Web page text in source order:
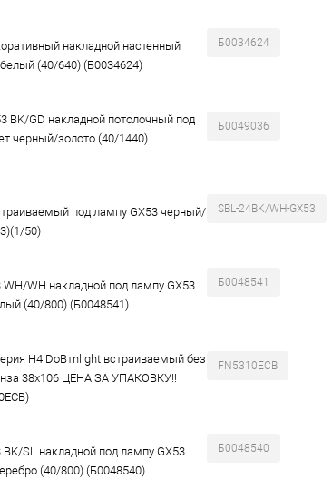
накладной настенный
(40/640) (Б0034624)
Б0034624
BK/GD накладной потолочный под
черный/золото (40/1440)
Б0049036
под лампу GX53 черный/
50)
SBL-24BK/WH-GX53
WH накладной под лампу GX53
(40/800) (Б0048541)
Б0048541
H4 DoВтnlight встраиваемый без
38x106 ЦЕНА ЗА УПАКОВКУ!!
FN5310ECB
SL накладной под лампу GX53
(40/800) (Б0048540)
Б0048540